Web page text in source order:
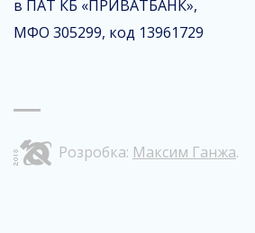
в ПАТ КБ «ПРИВАТБАНК»,
МФО 305299, код 13961729
Розробка: Максим Ганжа.